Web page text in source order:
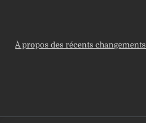
À propos des récents changements